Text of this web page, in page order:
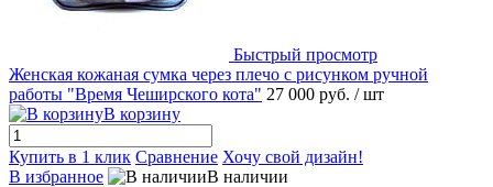
Быстрый просмотр
Женская кожаная сумка через плечо с рисунком ручной
работы "Время Чеширского кота" 27 000 руб. / шт
В корзину
Купить в 1 клик Сравнение Хочу свой дизайн!
В избранное
В наличии